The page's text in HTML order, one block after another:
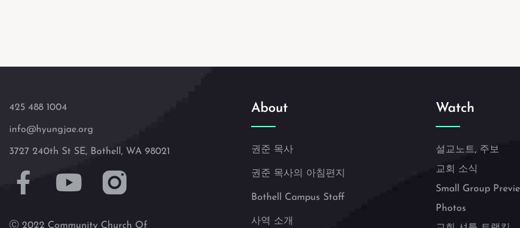
425 488 1004
info@hyungjae.org
3727 240th St SE, Bothell, WA 98021
Ⓒ 2022 Community Church Of
About
권준 목사
권준 목사의 아침편지
Bothell Campus Staff
사역 소개
Watch
설교노트, 주보
교회 소식
Small Group
Photos